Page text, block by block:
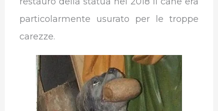
particolarmente usurato per le troppe
carezze.